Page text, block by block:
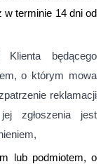
w terminie 14 dni od
będącego
o którym mowa
reklamacji
zgłoszenia jest
lub podmiotem, o